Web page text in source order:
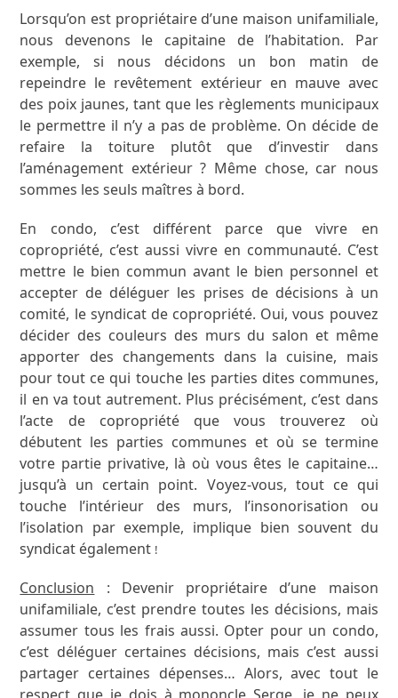
Lorsqu’on est propriétaire d’une maison unifamiliale,
nous devenons le capitaine de l’habitation. Par
exemple, si nous décidons un bon matin de
repeindre le revêtement extérieur en mauve avec
des poix jaunes, tant que les règlements municipaux
le permettre il n’y a pas de problème. On décide de
refaire la toiture plutôt que d’investir dans
l’aménagement extérieur ? Même chose, car nous
sommes les seuls maîtres à bord.
En condo, c’est différent parce que vivre en
copropriété, c’est aussi vivre en communauté. C’est
mettre le bien commun avant le bien personnel et
accepter de déléguer les prises de décisions à un
comité, le syndicat de copropriété. Oui, vous pouvez
décider des couleurs des murs du salon et même
apporter des changements dans la cuisine, mais
pour tout ce qui touche les parties dites communes,
il en va tout autrement. Plus précisément, c’est dans
l’acte de copropriété que vous trouverez où
débutent les parties communes et où se termine
votre partie privative, là où vous êtes le capitaine…
jusqu’à un certain point. Voyez-vous, tout ce qui
touche l’intérieur des murs, l’insonorisation ou
l’isolation par exemple, implique bien souvent du
syndicat également !
Conclusion : Devenir propriétaire d’une maison
unifamiliale, c’est prendre toutes les décisions, mais
assumer tous les frais aussi. Opter pour un condo,
c’est déléguer certaines décisions, mais c’est aussi
partager certaines dépenses… Alors, avec tout le
respect que je dois à mononcle Serge, je ne peux